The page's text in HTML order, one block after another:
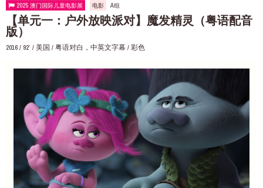
2025 澳门国际儿童电影展 电影 A组
【单元一：户外放映派对】魔发精灵（粤语配音
版）
2016 / 92’ / 美国 / 粤语对白，中英文字幕 / 彩色